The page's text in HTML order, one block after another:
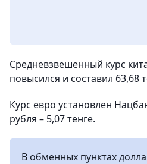
Средневзвешенный курс
повысился и составил 63,68
Курс евро установлен
рубля – 5,07 тенге.
В обменных пунктах